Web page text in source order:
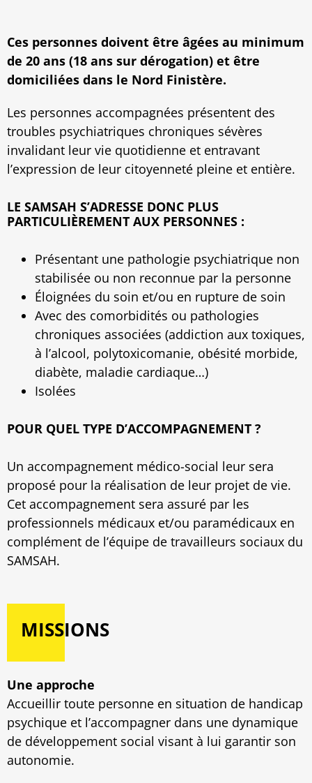
Ces personnes doivent être âgées au minimum
de 20 ans (18 ans sur dérogation) et être
domiciliées dans le Nord Finistère.
Les personnes accompagnées présentent des
troubles psychiatriques chroniques sévères
invalidant leur vie quotidienne et entravant
l’expression de leur citoyenneté pleine et entière.
LE SAMSAH S’ADRESSE DONC PLUS
PARTICULIÈREMENT AUX PERSONNES :
Présentant une pathologie psychiatrique non
stabilisée ou non reconnue par la personne
Éloignées du soin et/ou en rupture de soin
Avec des comorbidités ou pathologies
chroniques associées (addiction aux toxiques,
à l’alcool, polytoxicomanie, obésité morbide,
diabète, maladie cardiaque…)
Isolées
POUR QUEL TYPE D’ACCOMPAGNEMENT ?
Un accompagnement médico-social leur sera
proposé pour la réalisation de leur projet de vie.
Cet accompagnement sera assuré par les
professionnels médicaux et/ou paramédicaux en
complément de l’équipe de travailleurs sociaux du
SAMSAH.
MISSIONS
Une approche
Accueillir toute personne en situation de handicap
psychique et l’accompagner dans une dynamique
de développement social visant à lui garantir son
autonomie.